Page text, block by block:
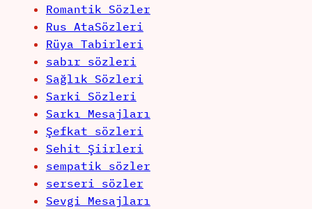
Romantik Sözler
Rus AtaSözleri
Rüya Tabirleri
sabır sözleri
Sağlık Sözleri
Sarki Sözleri
Sarkı Mesajları
Şefkat sözleri
Sehit Şiirleri
sempatik sözler
serseri sözler
Sevgi Mesajları